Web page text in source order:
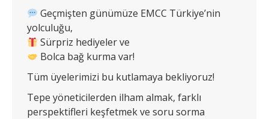
Geçmişten günümüze EMCC Türkiye’nin
yolculuğu,
Sürpriz hediyeler ve
Bolca bağ kurma var!
Tüm üyelerimizi bu kutlamaya bekliyoruz!
Tepe yöneticilerden ilham almak, farklı
perspektifleri keşfetmek ve soru sorma